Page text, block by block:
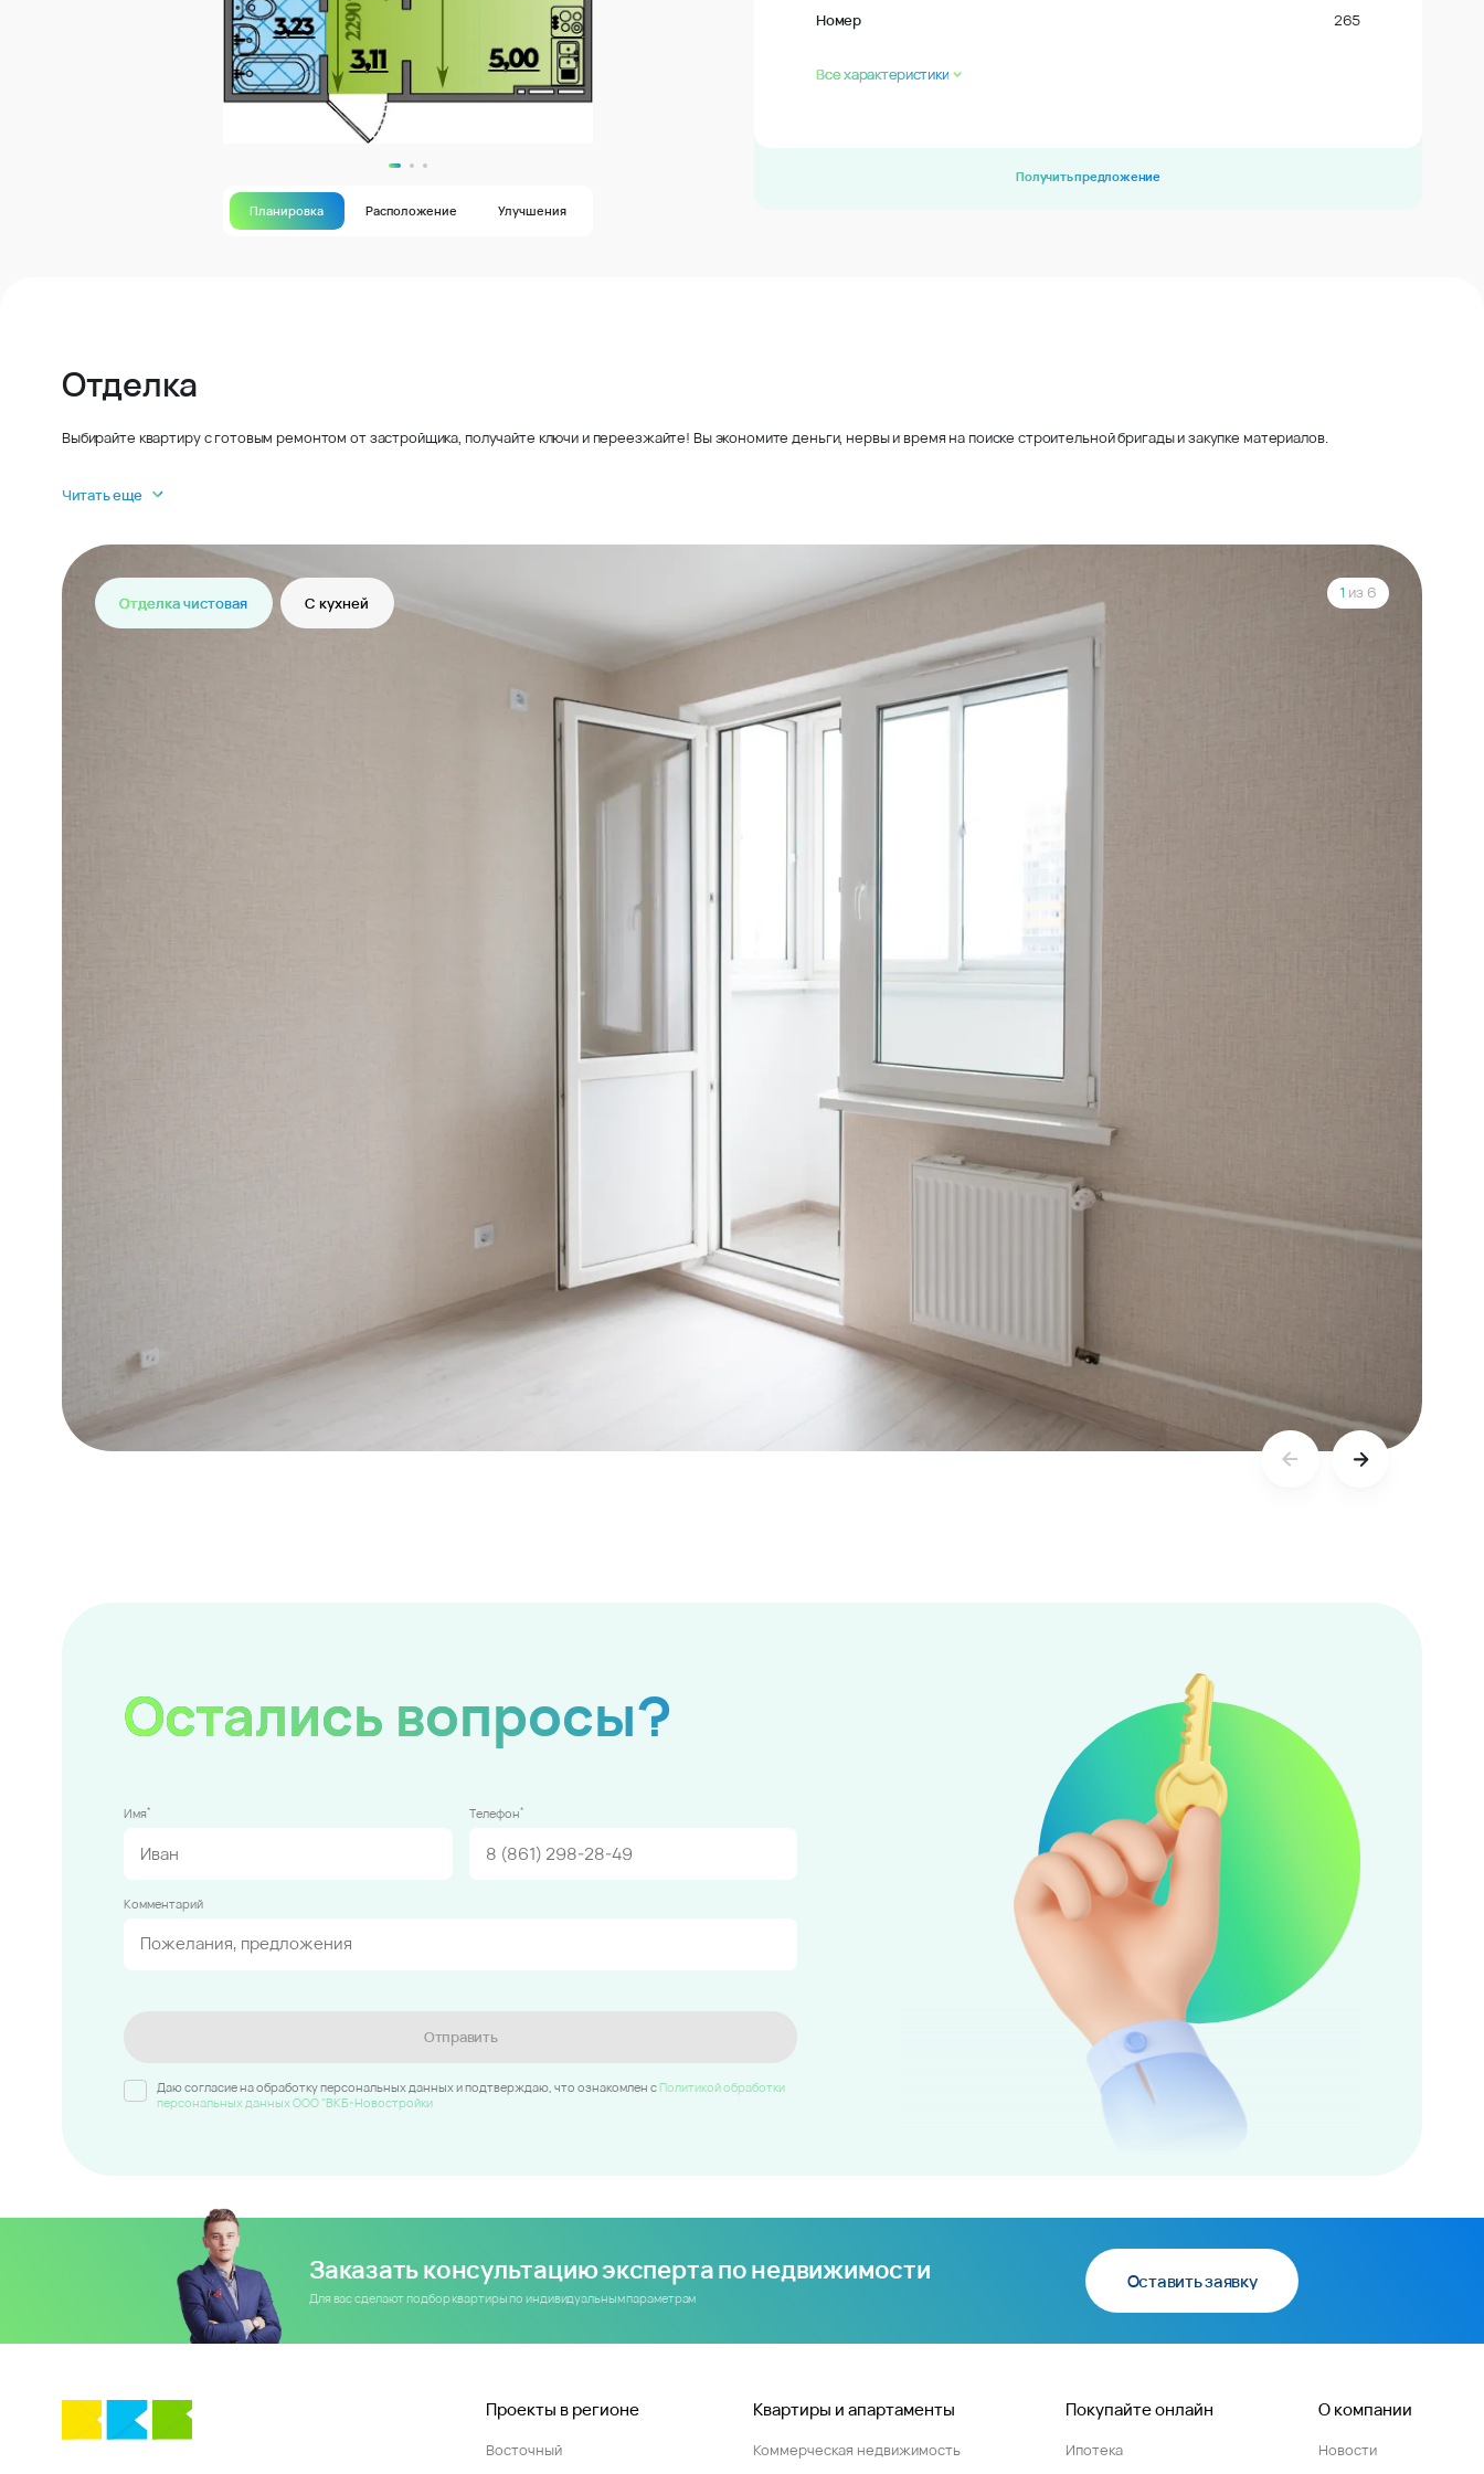
Планировка Расположение Улучшения
Номер 265
Все характеристики
Получить предложение
Отделка
Выбирайте квартиру с готовым ремонтом от застройщика, получайте ключи и переезжайте! Вы экономите деньги, нервы и время на поиске строительной бригады и закупке материалов.
Читать еще
Отделка чистовая С кухней
1 из 6
Остались вопросы?
Имя* Телефон*
Комментарий
Отправить
Даю согласие на обработку персональных данных и подтверждаю, что ознакомлен c Политикой обработки
персональных данных ООО "ВКБ-Новостройки
Заказать консультацию эксперта по недвижимости
Для вас сделают подбор квартиры по индивидуальным параметрам
Оставить заявку
Проекты в регионе
Восточный
Квартиры и апартаменты
Коммерческая недвижимость
Покупайте онлайн
Ипотека
О компании
Новости